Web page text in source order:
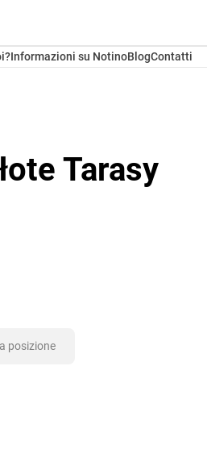
Informazioni su NotinoBlogContatti
Tarasy
posizione